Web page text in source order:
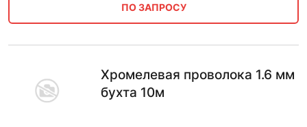
ПО ЗАПРОСУ
Хромелевая проволока 1.6 мм
бухта 10м